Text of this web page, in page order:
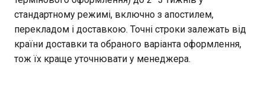
стандартному режимі, включно з апостилем,
перекладом і доставкою. Точні строки залежать від
країни доставки та обраного варіанта оформлення,
тож їх краще уточнювати у менеджера.